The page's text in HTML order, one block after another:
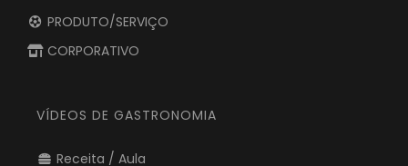
PRODUTO/SERVIÇO
CORPORATIVO
VÍDEOS DE GASTRONOMIA
Receita / Aula